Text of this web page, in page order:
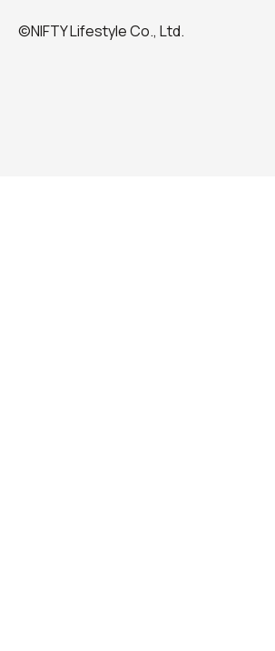
©NIFTY Lifestyle Co., Ltd.